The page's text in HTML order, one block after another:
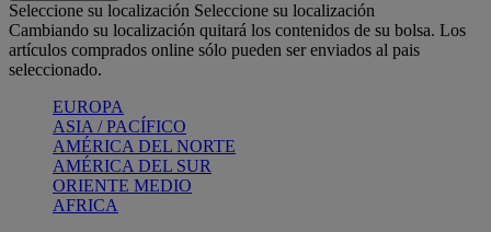
Seleccione su localización Seleccione su localización
Cambiando su localización quitará los contenidos de su bolsa. Los
artículos comprados online sólo pueden ser enviados al pais
seleccionado.
EUROPA
ASIA / PACÍFICO
AMÉRICA DEL NORTE
AMÉRICA DEL SUR
ORIENTE MEDIO
AFRICA